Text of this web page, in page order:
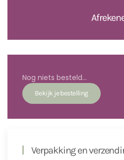
Nog niets besteld...
Verpakking en